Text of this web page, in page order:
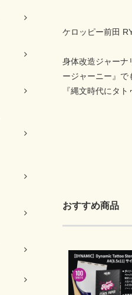
ケロッピー前田
身体改造ジャーナ
ージャーニー』で
『縄文時代にタ
おすすめ商品